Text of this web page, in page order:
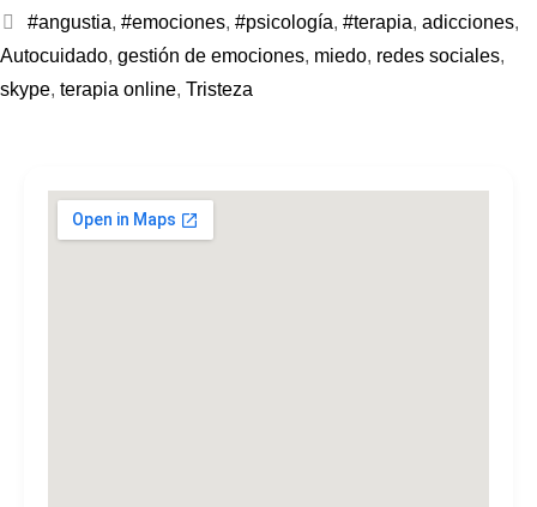
#angustia, #emociones, #psicología, #terapia, adicciones,
Autocuidado, gestión de emociones, miedo, redes sociales,
skype, terapia online, Tristeza